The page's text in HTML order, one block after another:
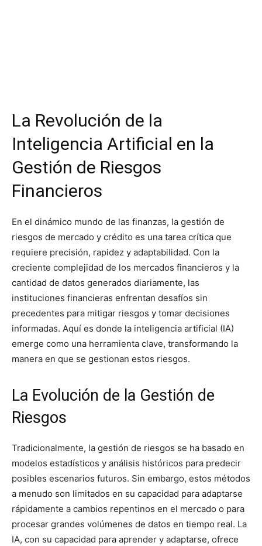
La Revolución de la
Inteligencia Artificial en la
Gestión de Riesgos
Financieros
En el dinámico mundo de las finanzas, la gestión de
riesgos de mercado y crédito es una tarea crítica que
requiere precisión, rapidez y adaptabilidad. Con la
creciente complejidad de los mercados financieros y la
cantidad de datos generados diariamente, las
instituciones financieras enfrentan desafíos sin
precedentes para mitigar riesgos y tomar decisiones
informadas. Aquí es donde la inteligencia artificial (IA)
emerge como una herramienta clave, transformando la
manera en que se gestionan estos riesgos.
La Evolución de la Gestión de
Riesgos
Tradicionalmente, la gestión de riesgos se ha basado en
modelos estadísticos y análisis históricos para predecir
posibles escenarios futuros. Sin embargo, estos métodos
a menudo son limitados en su capacidad para adaptarse
rápidamente a cambios repentinos en el mercado o para
procesar grandes volúmenes de datos en tiempo real. La
IA, con su capacidad para aprender y adaptarse, ofrece